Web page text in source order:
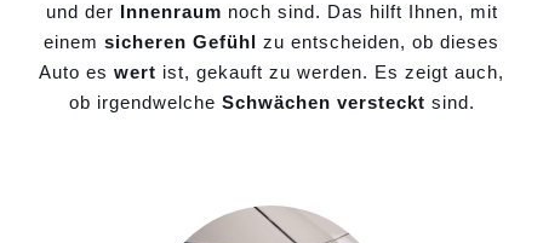
und der Innenraum noch sind. Das hilft Ihnen, mit
einem sicheren Gefühl zu entscheiden, ob dieses
Auto es wert ist, gekauft zu werden. Es zeigt auch,
ob irgendwelche Schwächen versteckt sind.